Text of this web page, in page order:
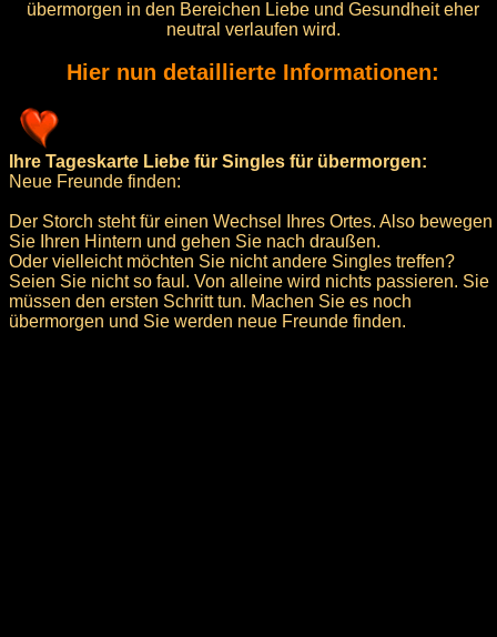
übermorgen in den Bereichen Liebe und Gesundheit eher
neutral verlaufen wird.
Hier nun detaillierte Informationen:
Ihre Tageskarte Liebe für Singles für übermorgen:
Neue Freunde finden:
Der Storch steht für einen Wechsel Ihres Ortes. Also bewegen
Sie Ihren Hintern und gehen Sie nach draußen.
Oder vielleicht möchten Sie nicht andere Singles treffen?
Seien Sie nicht so faul. Von alleine wird nichts passieren. Sie
müssen den ersten Schritt tun. Machen Sie es noch
übermorgen und Sie werden neue Freunde finden.